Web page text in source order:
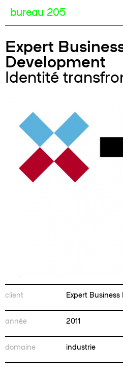
bureau 205
Expert
Development
Identité
client Expert
année 2011
domaine industrie